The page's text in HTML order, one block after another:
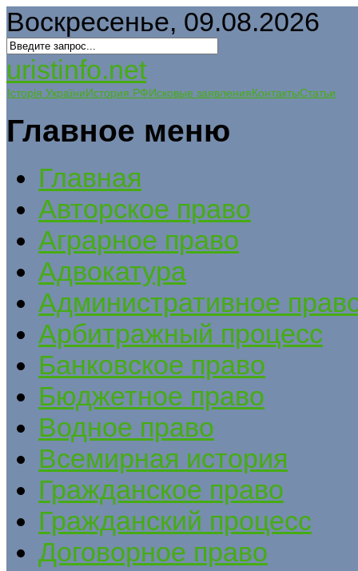
Воскресенье, 09.08.2026
uristinfo.net
Історія УкраїниИстория РФИсковые заявленияКонтактыСтатьи
Главное меню
Главная
Авторское право
Аграрное право
Адвокатура
Административное
Арбитражный процесс
Банковское право
Бюджетное право
Водное право
Всемирная история
Гражданское право
Гражданский процесс
Договорное право